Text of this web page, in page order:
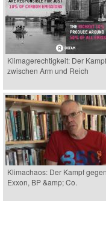
Klimagerechtigkeit: Der Kampf
zwischen Arm und Reich
Klimachaos: Der Kampf gegen
Exxon, BP &amp; Co.